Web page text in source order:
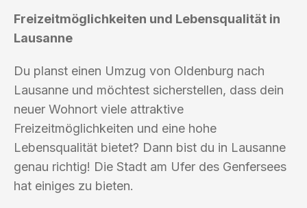
Freizeitmöglichkeiten und Lebensqualität in
Lausanne
Du planst einen Umzug von Oldenburg nach
Lausanne und möchtest sicherstellen, dass dein
neuer Wohnort viele attraktive
Freizeitmöglichkeiten und eine hohe
Lebensqualität bietet? Dann bist du in Lausanne
genau richtig! Die Stadt am Ufer des Genfersees
hat einiges zu bieten.